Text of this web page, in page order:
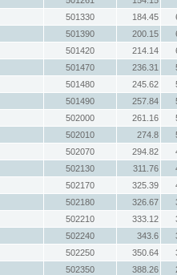
501330 184.45
501390 200.15
501420 214.14
501470 236.31
501480 245.62
501490 257.84
502000 261.16
502010 274.8
502070 294.82
502130 311.76
502170 325.39
502180 326.67
502210 333.12
502240 343.6
502250 350.64
502350 388.26